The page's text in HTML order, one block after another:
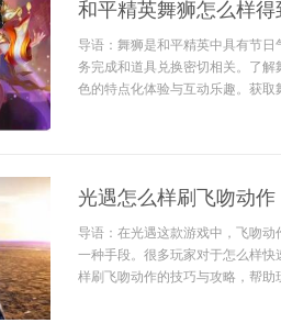
和平精英舞狮怎么样得
导语：舞狮是和平精英中具有节
务完成和道具兑换密切相关。了
色的特点化体验与互动乐趣。获
光遇怎么样刷飞吻动作
导语：在光遇这款游戏中，飞吻
一种手段。很多玩家对于怎么样
样刷飞吻动作的技巧与攻略，帮助